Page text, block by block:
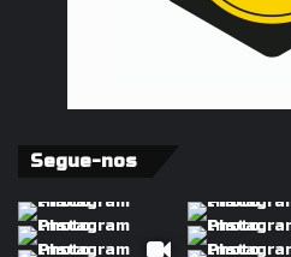
Segue-nos